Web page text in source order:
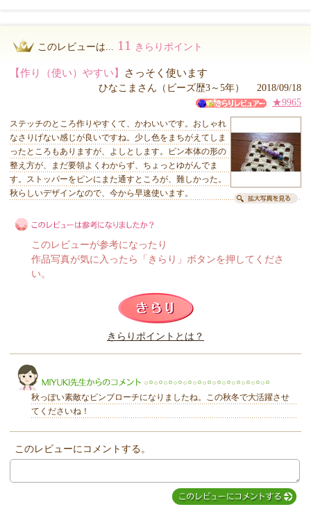
このレビューは... 11 きらりポイント
【作り（使い）やすい】 さっそく使います
ひなこまさん（ビーズ歴3～5年） 2018/09/18
★9965
ステッチのところ作りやすくて、かわいいです。おしゃれ
なさりげない感じが良いですね。少し色をまちがえてしま
ったところもありますが、よしとします。ピン本体の形の
整え方が、まだ要領よくわからず、ちょっとゆがんでま
す。ストッパーをピンにまた通すところが、難しかった。
秋らしいデザインなので、今から早速使います。
このレビューは参考になりましたか？
このレビューが参考になったり
作品写真が気に入ったら「きらり」ボタンを押してくださ
い。
きらりポイントとは？
秋っぽい素敵なピンブローチになりましたね。この秋冬で大活躍させ
てくださいね！
このレビューにコメントする。